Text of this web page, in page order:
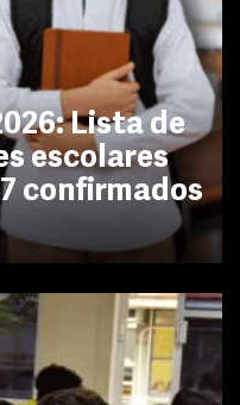
Lista de
escolares
confirmados